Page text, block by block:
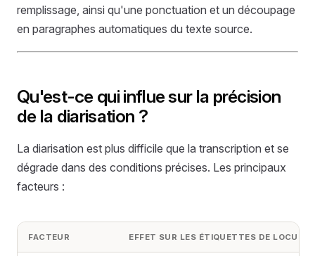
remplissage, ainsi qu'une ponctuation et un découpage
en paragraphes automatiques du texte source.
Qu'est-ce qui influe sur la précision
de la diarisation ?
La diarisation est plus difficile que la transcription et se
dégrade dans des conditions précises. Les principaux
facteurs :
FACTEUR EFFET SUR LES ÉTIQUETTES DE